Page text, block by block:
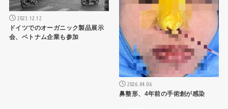
2023.12.12
ドイツでのオーガニック製品展示
会、ベトナム企業も参加
2026.04.06
鼻整形、4年前の手術創が感染